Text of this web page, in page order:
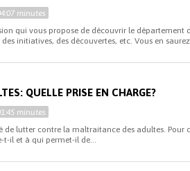
minutes
qui vous propose de découvrir le département
initiatives, des découvertes, etc. Vous en
QUELLE PRISE EN CHARGE?
minutes
de lutter contre la maltraitance des adultes. Pour
t-il et à qui permet-il de...